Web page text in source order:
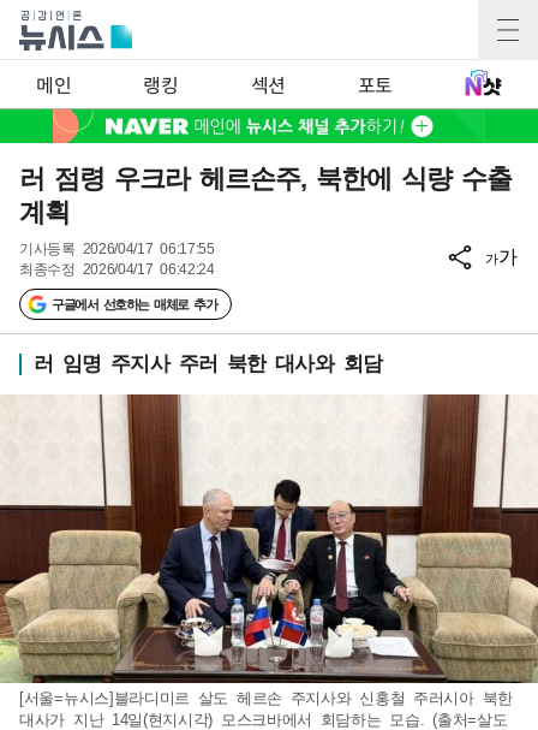
메인 랭킹 섹션 포토
러 점령 우크라 헤르손주, 북한에 식량 수출
계획
기사등록 2026/04/17 06:17:55
최종수정 2026/04/17 06:42:24
구글에서 선호하는 매체로 추가
가가
러 임명 주지사 주러 북한 대사와 회담
[서울=뉴시스]블라디미르 살도 헤르손 주지사와 신홍철 주러시아 북한
대사가 지난 14일(현지시각) 모스크바에서 회담하는 모습. (출처=살도